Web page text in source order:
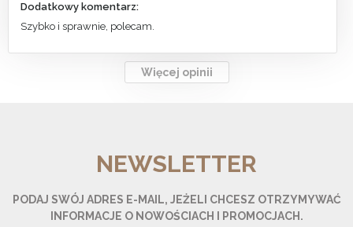
Dodatkowy komentarz:
Szybko i sprawnie, polecam.
Więcej opinii
NEWSLETTER
PODAJ SWÓJ ADRES E-MAIL, JEŻELI CHCESZ OTRZYMYWAĆ
INFORMACJE O NOWOŚCIACH I PROMOCJACH.